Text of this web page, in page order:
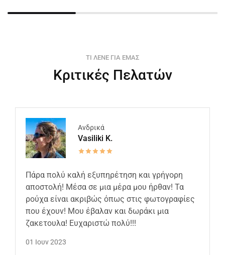
ΤΙ ΛΕΝΕ ΓΙΑ ΕΜΑΣ
Κριτικές Πελατών
Ανδρικά
Vasiliki K.
Πάρα πολύ καλή εξυπηρέτηση και γρήγορη
αποστολή! Μέσα σε μια μέρα μου ήρθαν! Τα
ρούχα είναι ακριβώς όπως στις φωτογραφίες
που έχουν! Μου έβαλαν και δωράκι μια
ζακετουλα! Ευχαριστώ πολύ!!!
01 Ιουν 2023